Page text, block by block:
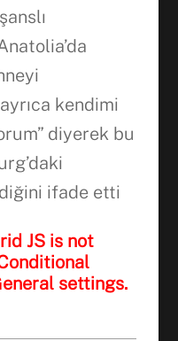
kendimi
diyerek bu
ifade etti
JS is not
settings.